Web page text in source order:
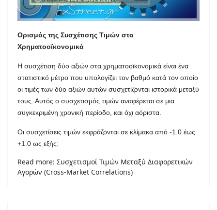
Ορισμός της Συσχέτισης Τιμών στα
Χρηματοοϊκονομικά
Η συσχέτιση δύο αξιών στα χρηματοοϊκονομικά είναι ένα
στατιστικό μέτρο που υπολογίζει τον βαθμό κατά τον οποίο
οι τιμές των δύο αξιών αυτών συσχετίζονται ιστορικά μεταξύ
τους. Αυτός ο συσχετισμός τιμών αναφέρεται σε μια
συγκεκριμένη χρονική περίοδο, και όχι αόριστα.
Οι συσχετίσεις τιμών εκφράζονται σε κλίμακα από -1.0 έως
+1.0 ως εξής:
Read more: Συσχετισμοί Τιμών Μεταξύ Διαφορετικών
Αγορών (Cross-Market Correlations)